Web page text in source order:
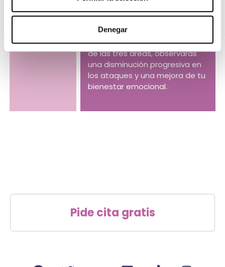
Denegar
comportamiento.
Mediante la modificación de
ciertos aspectos en cada una
de las tres áreas, observarás
una disminución progresiva en
los ataques y una mejora de tu
bienestar emocional.
Pide cita gratis